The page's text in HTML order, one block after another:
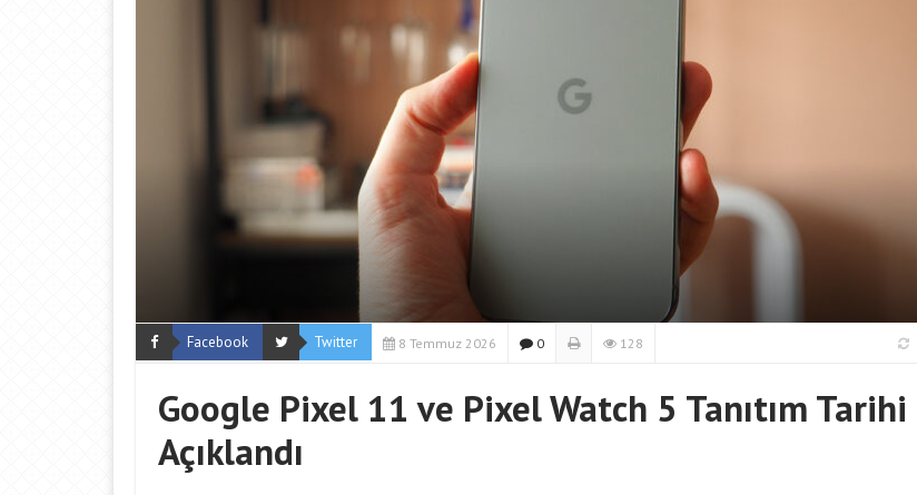
Facebook Twitter 8 Temmuz 2026 0 128
Google Pixel 11 ve Pixel Watch 5 Tanıtım Tarihi
Açıklandı